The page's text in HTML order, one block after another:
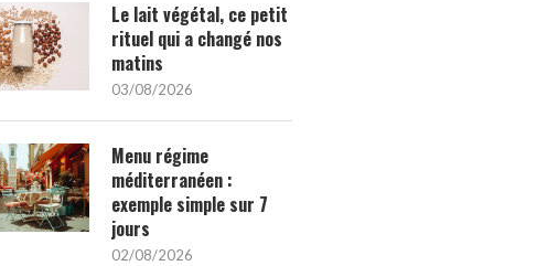
Le lait végétal, ce petit
rituel qui a changé nos
matins
03/08/2026
Menu régime
méditerranéen :
exemple simple sur 7
jours
02/08/2026